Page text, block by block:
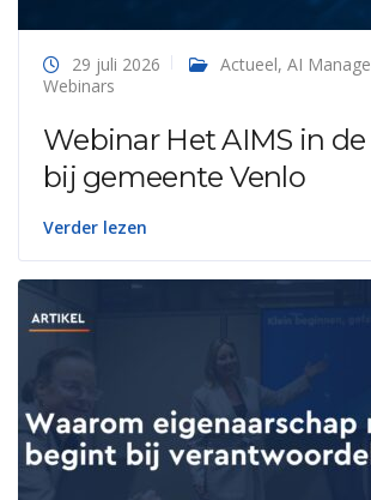
29 juli 2026 Actueel, AI
Webinars
Webinar Het AIMS in
bij gemeente Venlo
Verder lezen